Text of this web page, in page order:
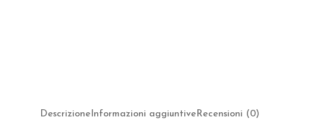
DescrizioneInformazioni aggiuntiveRecensioni (0)